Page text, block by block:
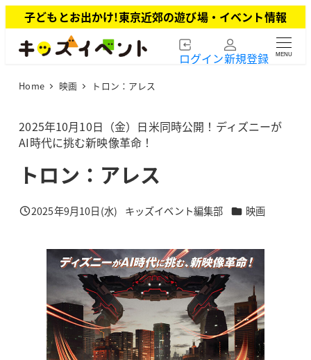
イ
子どもとお出かけ!東京近郊の遊び場・イベント情報
ログイン新規登録 MENU
Home 映画 トロン：アレス
2025年10月10日（金）日米同時公開！ディズニーが
AI時代に挑む新映像革命！
トロン：アレス
投稿日
2025年9月10日(水)
著
キッズイベント編集部 カテゴリー
映画